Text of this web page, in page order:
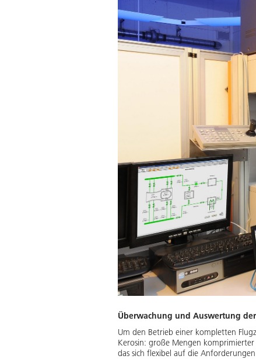
Überwachung und Auswertung
Um den Betrieb einer kompletten
Kerosin: große Mengen
das sich flexibel auf die